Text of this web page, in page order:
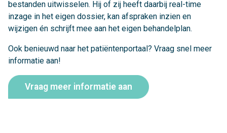
bestanden uitwisselen. Hij of zij heeft daarbij real-time
inzage in het eigen dossier, kan afspraken inzien en
wijzigen én schrijft mee aan het eigen behandelplan.
Ook benieuwd naar het patiëntenportaal? Vraag snel meer
informatie aan!
Vraag meer informatie aan